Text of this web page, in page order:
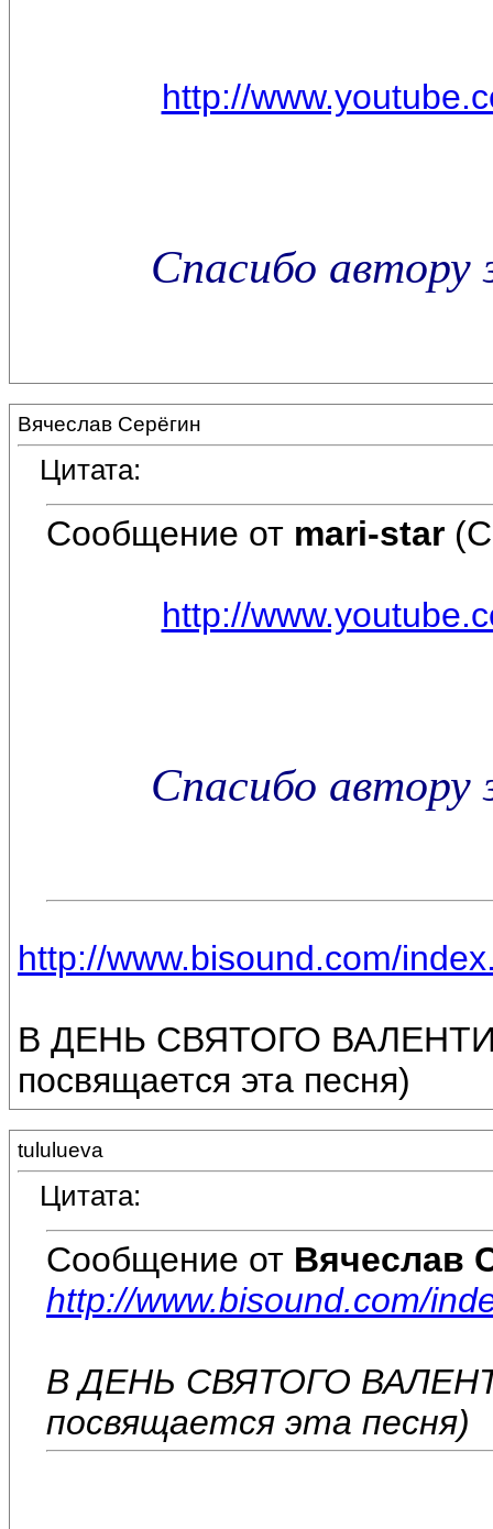
http://
Спасибо автору
Вячеслав Серёгин
Цитата:
Сообщение от mari-star
http://
Спасибо автору
http://www.bisound.com/
В ДЕНЬ СВЯТОГО
посвящается эта песня)
tululueva
Цитата:
Сообщение от Вячеслав
http://www.bisound.com/
В ДЕНЬ СВЯТОГО
посвящается эта песня)